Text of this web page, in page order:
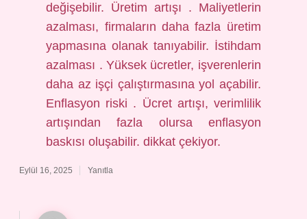
değişebilir. Üretim artışı . Maliyetlerin
azalması, firmaların daha fazla üretim
yapmasına olanak tanıyabilir. İstihdam
azalması . Yüksek ücretler, işverenlerin
daha az işçi çalıştırmasına yol açabilir.
Enflasyon riski . Ücret artışı, verimlilik
artışından fazla olursa enflasyon
baskısı oluşabilir. dikkat çekiyor.
Eylül 16, 2025 Yanıtla